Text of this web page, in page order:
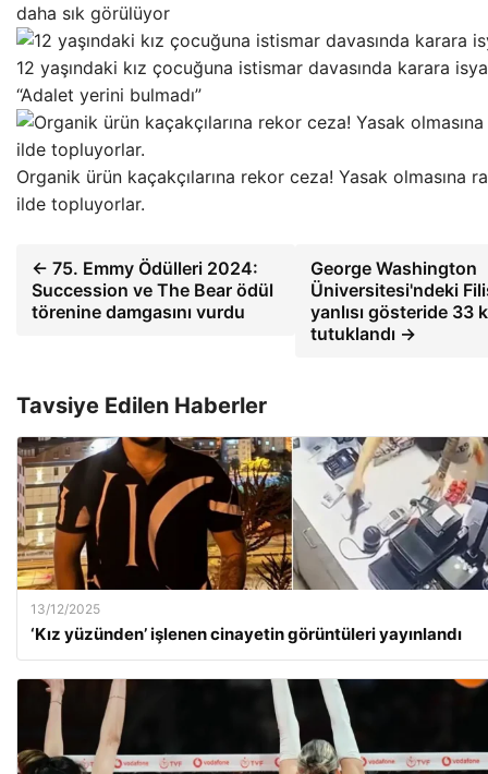
daha sık görülüyor
12 yaşındaki kız çocuğuna istismar davasında karara
“Adalet yerini bulmadı”
Organik ürün kaçakçılarına rekor ceza! Yasak olmasına
ilde topluyorlar.
← 75. Emmy Ödülleri 2024:
Succession ve The Bear ödül
törenine damgasını vurdu
George Washington
Üniversitesi'ndeki
yanlısı gösteride 33
tutuklandı →
Tavsiye Edilen Haberler
13/12/2025
‘Kız yüzünden’ işlenen cinayetin görüntüleri yayınlandı